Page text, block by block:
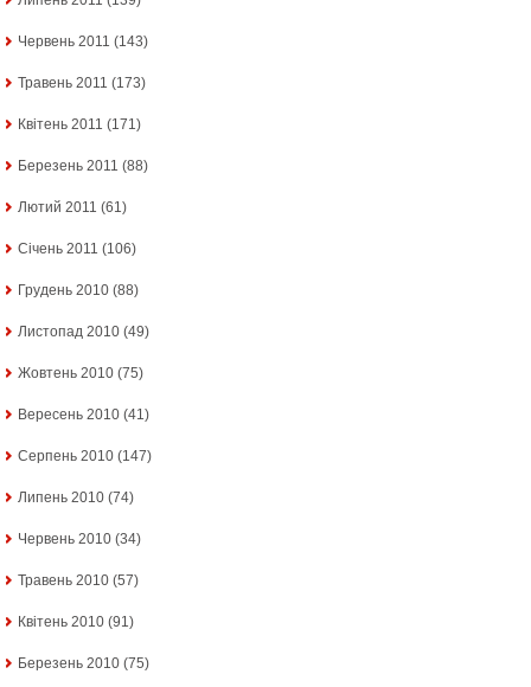
Червень 2011 (143)
Травень 2011 (173)
Квітень 2011 (171)
Березень 2011 (88)
Лютий 2011 (61)
Січень 2011 (106)
Грудень 2010 (88)
Листопад 2010 (49)
Жовтень 2010 (75)
Вересень 2010 (41)
Серпень 2010 (147)
Липень 2010 (74)
Червень 2010 (34)
Травень 2010 (57)
Квітень 2010 (91)
Березень 2010 (75)